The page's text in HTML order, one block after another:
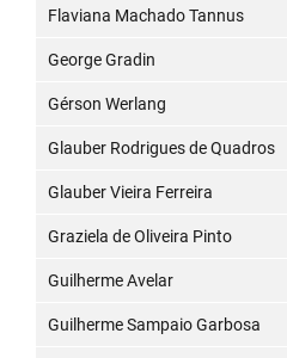
Flaviana Machado Tannus
George Gradin
Gérson Werlang
Glauber Rodrigues de Quadros
Glauber Vieira Ferreira
Graziela de Oliveira Pinto
Guilherme Avelar
Guilherme Sampaio Garbosa